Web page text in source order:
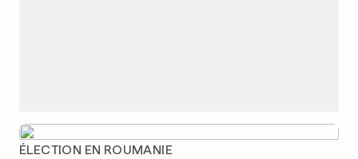
ÉLECTION EN ROUMANIE